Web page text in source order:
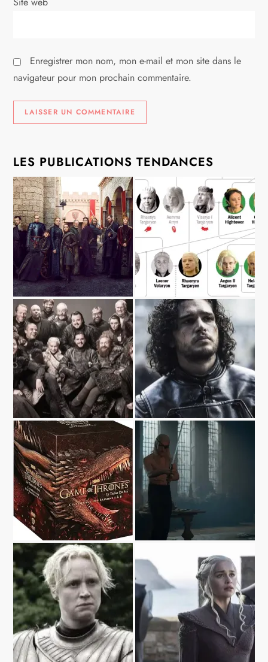
i
l
e
Enregistrer mon nom, mon e-mail et mon site dans le
navigateur pour mon prochain commentaire.
LES PUBLICATIONS TENDANCES